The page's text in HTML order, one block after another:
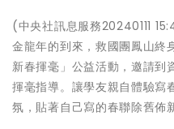
(中央社訊息服務20240111
金龍年的到來，救國團鳳山終
新春揮毫」公益活動，邀請到
揮毫指導。讓學友親自體驗寫
氛，貼著自己寫的春聯除舊佈